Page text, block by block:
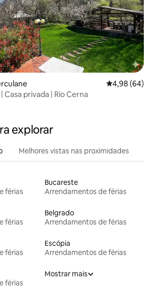
Classificação
4,98 (64)
Casa privada | Rio Cerna
explorar
Melhores vistas nas proximidades
férias
Bucareste
Arrendamentos de férias
férias
Belgrado
Arrendamentos de férias
férias
Escópia
Arrendamentos de férias
férias
Mostrar mais